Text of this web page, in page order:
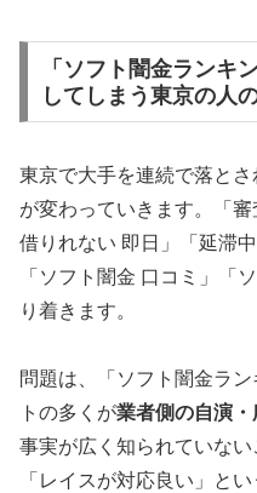
「ソフト闇金ランキ
してしまう東京の人
東京で大手を連続で落と
が変わっていきます。「
借りれない 即日」「延滞
「ソフト闇金 口コミ」「
り着きます。
問題は、「ソフト闇金ラ
トの多くが業者側の自演
事実が広く知られていない
「レイスが対応良い」と